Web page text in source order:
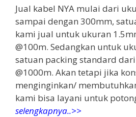
Jual kabel NYA mulai dari
sampai dengan 300mm,
kami jual untuk ukuran
@100m. Sedangkan untuk
satuan packing standard
@1000m. Akan tetapi jika
menginginkan/
kami bisa layani untuk
selengkapnya..>>